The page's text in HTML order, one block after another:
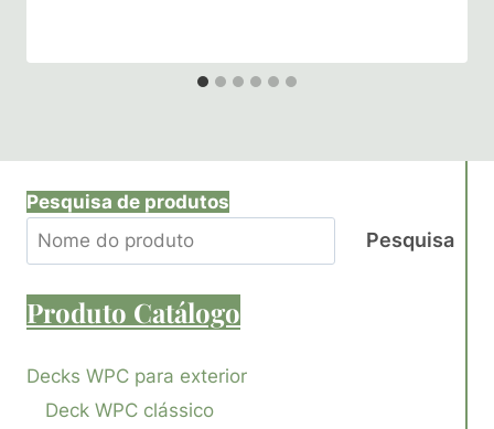
Pesquisa de produtos
Pesquisa
Produto Catálogo
Decks WPC para exterior
Deck WPC clássico